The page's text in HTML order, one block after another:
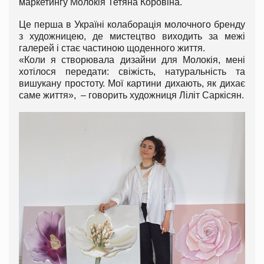
Це перша в Україні колаборація молочного бренду
з художницею, де мистецтво виходить за межі
галерей і стає частиною щоденного життя.
«Коли я створювала дизайни для Молокія, мені
хотілося передати: свіжість, натуральність та
вишукану простоту. Мої картини дихають, як дихає
саме життя», – говорить художниця Ліліт Саркісян.